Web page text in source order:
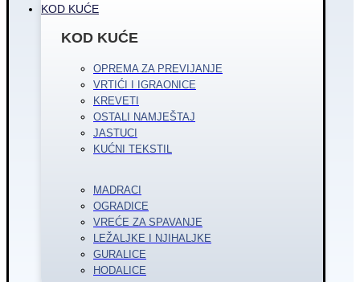
KOD KUĆE
KOD KUĆE
OPREMA ZA PREVIJANJE
VRTIĆI I IGRAONICE
KREVETI
OSTALI NAMJEŠTAJ
JASTUCI
KUĆNI TEKSTIL
MADRACI
OGRADICE
VREĆE ZA SPAVANJE
LEŽALJKE I NJIHALJKE
GURALICE
HODALICE